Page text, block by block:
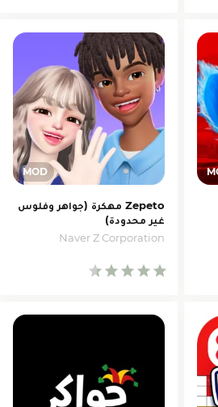
Zepeto مهكرة (جواهر وفلوس
غير محدودة)
Naver Z Corporation